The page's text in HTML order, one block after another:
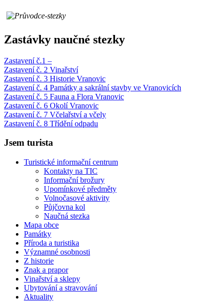
Zastávky naučné stezky
Zastavení č.1 –
Zastavení č. 2 Vinařství
Zastavení č. 3 Historie Vranovic
Zastavení č. 4 Památky a sakrální stavby ve Vranovicích
Zastavení č. 5 Fauna a Flora Vranovic
Zastavení č. 6 Okolí Vranovic
Zastavení č. 7 Včelařství a včely
Zastavení č. 8 Třídění odpadu
Jsem turista
Turistické informační centrum
Kontakty na TIC
Informační brožury
Upomínkové předměty
Volnočasové aktivity
Půjčovna kol
Naučná stezka
Mapa obce
Památky
Příroda a turistika
Významné osobnosti
Z historie
Znak a prapor
Vinařství a sklepy
Ubytování a stravování
Aktuality